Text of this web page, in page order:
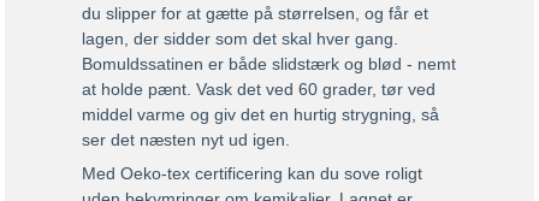
du slipper for at gætte på størrelsen, og får et
lagen, der sidder som det skal hver gang.
Bomuldssatinen er både slidstærk og blød - nemt
at holde pænt. Vask det ved 60 grader, tør ved
middel varme og giv det en hurtig strygning, så
ser det næsten nyt ud igen.
Med Oeko-tex certificering kan du sove roligt